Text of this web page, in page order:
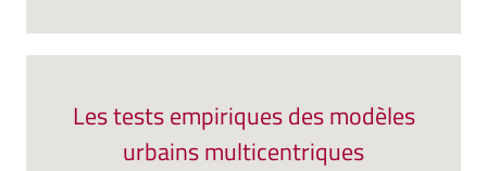
Les tests empiriques des modèles
urbains multicentriques